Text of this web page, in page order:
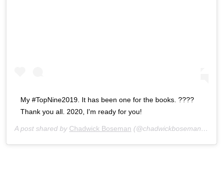
My #TopNine2019. It has been one for the books. ????
Thank you all. 2020, I'm ready for you!
A post shared by Chadwick Boseman (@chadwickboseman) on